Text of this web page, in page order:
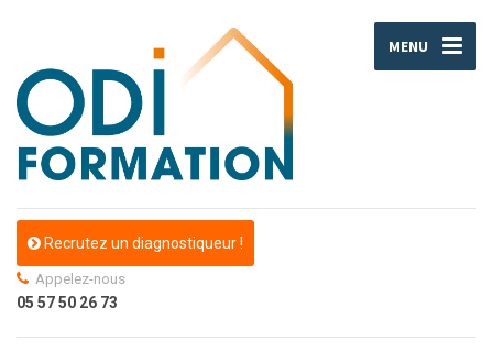
MENU
Recrutez un diagnostiqueur !
Appelez-nous
05 57 50 26 73